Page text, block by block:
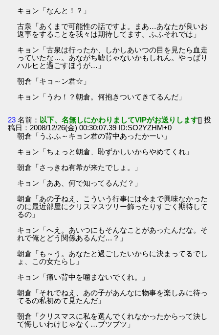
キョン「なんと！？」
古泉「あくまで可能性の話ですよ。まあ…あなたが良いお
返事をすることを我々は期待してます。ふふそれでは」
キョン「古泉は行ったか、しかしあいつの目を見たら血走
っていたな…。あながち嘘じゃないかもしれん。やっぱり
ハルヒと過ごすほうが…」
朝倉「キョ～ン君☆」
キョン「うわ！？朝倉。何抱きついてきてるんだ」
23 名前： 以下、名無しにかわりましてVIPがお送りします[] 投
稿日：2008/12/26(金) 00:30:07.39 ID:SO2YZHM+0
朝倉「うふふ～キョン君の背中あったかーい」
キョン「ちょっと朝倉、恥ずかしいからやめてくれ」
朝倉「さっきね有希が来たでしょ。」
キョン「ああ、何で知ってるんだ？」
朝倉「あの子ねえ、こういう行事には今まで興味なかった
のに最近部屋にクリスマスツリー飾ったりすごく期待して
るの」
キョン「へえ。あいつにもそんなことがあったんだな。そ
れで俺とどう関係あるんだ…？」
朝倉「も～う。あなたと過ごしたいからに決まってるでし
ょ、この女たらし」
キョン「痛い背中を噛まないでくれ。」
朝倉「それでねえ、あの子があんなに物事を楽しみに待っ
てるの私初めて見たんだ」
朝倉「クリスマスに私を選んでくれなかったからって決し
て悔しいわけじゃなく…ブツブツ」